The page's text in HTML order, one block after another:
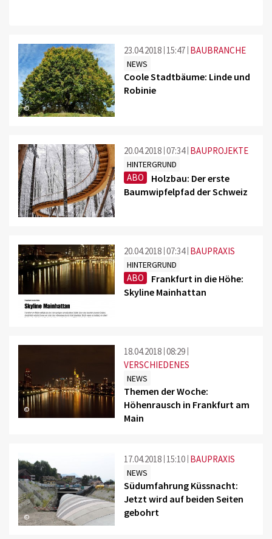
©
23.04.2018 15:47 BAUBRANCHE
NEWS
Coole Stadtbäume: Linde und
Robinie
20.04.2018 07:34 BAUPROJEKTE
HINTERGRUND
ABO
Holzbau: Der erste
Baumwipfelpfad der Schweiz
20.04.2018 07:34 BAUPRAXIS
HINTERGRUND
ABO
Frankfurt in die Höhe:
Skyline Mainhattan
©
18.04.2018 08:29
VERSCHIEDENES
NEWS
Themen der Woche:
Höhenrausch in Frankfurt am
Main
©
17.04.2018 15:10 BAUPRAXIS
NEWS
Südumfahrung Küssnacht:
Jetzt wird auf beiden Seiten
gebohrt